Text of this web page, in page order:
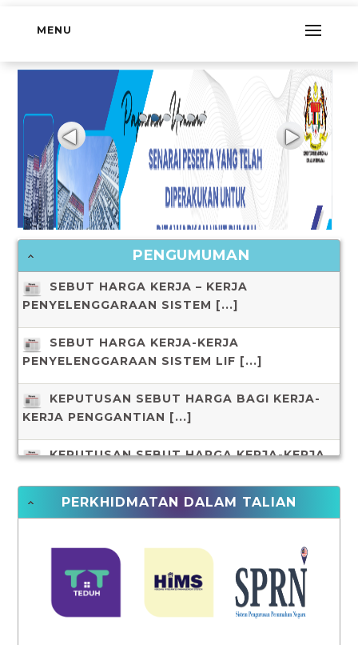
MENU
PENGUMUMAN
SEBUT HARGA KERJA – KERJA
PENYELENGGARAAN SISTEM [...]
SEBUT HARGA KERJA-KERJA
PENYELENGGARAAN SISTEM LIF [...]
KEPUTUSAN SEBUT HARGA BAGI KERJA-
KERJA PENGGANTIAN [...]
KEPUTUSAN SEBUT HARGA KERJA-KERJA
JADUAL SEBUT HARGA KERJA-KERJA
PERKHIDMATAN DALAM TALIAN